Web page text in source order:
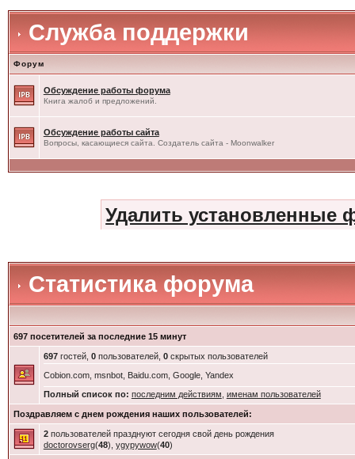
Служба поддержки
Форум
Обсуждение работы форума
Книга жалоб и предложений.
Обсуждение работы сайта
Вопросы, касающиеся сайта. Создатель сайта - Moonwalker
Удалить установленные
Статистика форума
697 посетителей за последние 15 минут
697гостей, 0пользователей, 0скрытых пользователей
Cobion.com, msnbot, Baidu.com, Google, Yandex
Полный список по: последним действиям именам пользователей
Поздравляем с днем рождения наших пользователей:
2пользователей празднуют сегодня свой день рождения
doctorovserg(48), ygypywow(40)